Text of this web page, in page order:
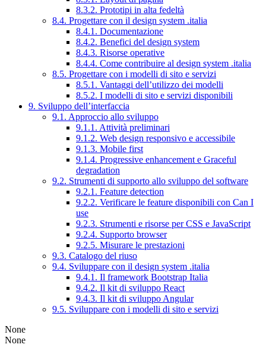
8.3.2. Prototipi in alta fedeltà
8.4. Progettare con il design system .italia
8.4.1. Documentazione
8.4.2. Benefici del design system
8.4.3. Risorse operative
8.4.4. Come contribuire al design system .italia
8.5. Progettare con i modelli di sito e servizi
8.5.1. Vantaggi dell’utilizzo dei modelli
8.5.2. I modelli di sito e servizi disponibili
9. Sviluppo dell’interfaccia
9.1. Approccio allo sviluppo
9.1.1. Attività preliminari
9.1.2. Web design responsivo e accessibile
9.1.3. Mobile first
9.1.4. Progressive enhancement e Graceful
degradation
9.2. Strumenti di supporto allo sviluppo del software
9.2.1. Feature detection
9.2.2. Verificare le feature disponibili con Can I
use
9.2.3. Strumenti e risorse per CSS e JavaScript
9.2.4. Supporto browser
9.2.5. Misurare le prestazioni
9.3. Catalogo del riuso
9.4. Sviluppare con il design system .italia
9.4.1. Il framework Bootstrap Italia
9.4.2. Il kit di sviluppo React
9.4.3. Il kit di sviluppo Angular
9.5. Sviluppare con i modelli di sito e servizi
None
None